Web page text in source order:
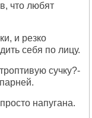
что любят
и резко
себя по лицу.
сучку?-
напугана.